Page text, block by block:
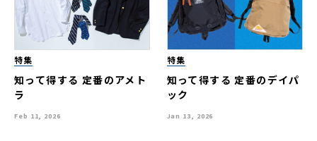
特集
知って得する 定番のアメト
ラ
Feb 11, 2026
特集
知って得する 定番のデイパ
ック
Jan 13, 2026